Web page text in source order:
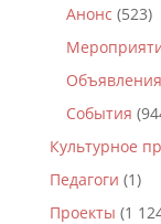
Анонс (523)
Объявления
События
Культурное
Педагоги (1)
Проекты (1